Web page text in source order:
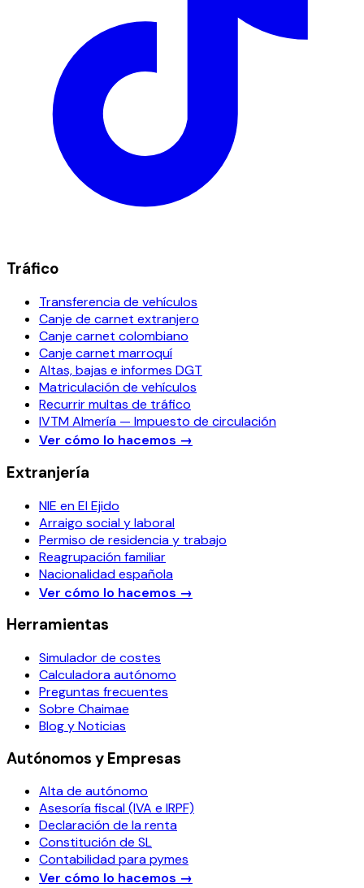
Tráfico
Transferencia de vehículos
Canje de carnet extranjero
Canje carnet colombiano
Canje carnet marroquí
Altas, bajas e informes DGT
Matriculación de vehículos
Recurrir multas de tráfico
IVTM Almería — Impuesto de circulación
Ver cómo lo hacemos →
Extranjería
NIE en El Ejido
Arraigo social y laboral
Permiso de residencia y trabajo
Reagrupación familiar
Nacionalidad española
Ver cómo lo hacemos →
Herramientas
Simulador de costes
Calculadora autónomo
Preguntas frecuentes
Sobre Chaimae
Blog y Noticias
Autónomos y Empresas
Alta de autónomo
Asesoría fiscal (IVA e IRPF)
Declaración de la renta
Constitución de SL
Contabilidad para pymes
Ver cómo lo hacemos →